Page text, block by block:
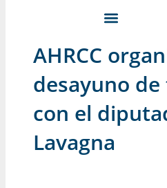
AHRCC
desayuno
con el
Lavagna